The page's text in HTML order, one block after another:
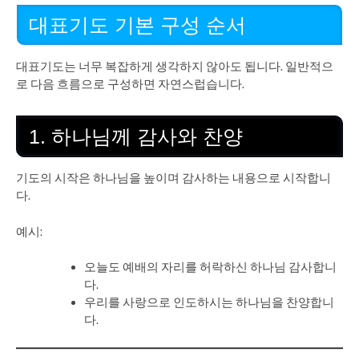
대표기도 기본 구성 순서
대표기도는 너무 복잡하게 생각하지 않아도 됩니다. 일반적으
로 다음 흐름으로 구성하면 자연스럽습니다.
1. 하나님께 감사와 찬양
기도의 시작은 하나님을 높이며 감사하는 내용으로 시작합니
다.
예시:
오늘도 예배의 자리를 허락하신 하나님 감사합니
다.
우리를 사랑으로 인도하시는 하나님을 찬양합니
다.